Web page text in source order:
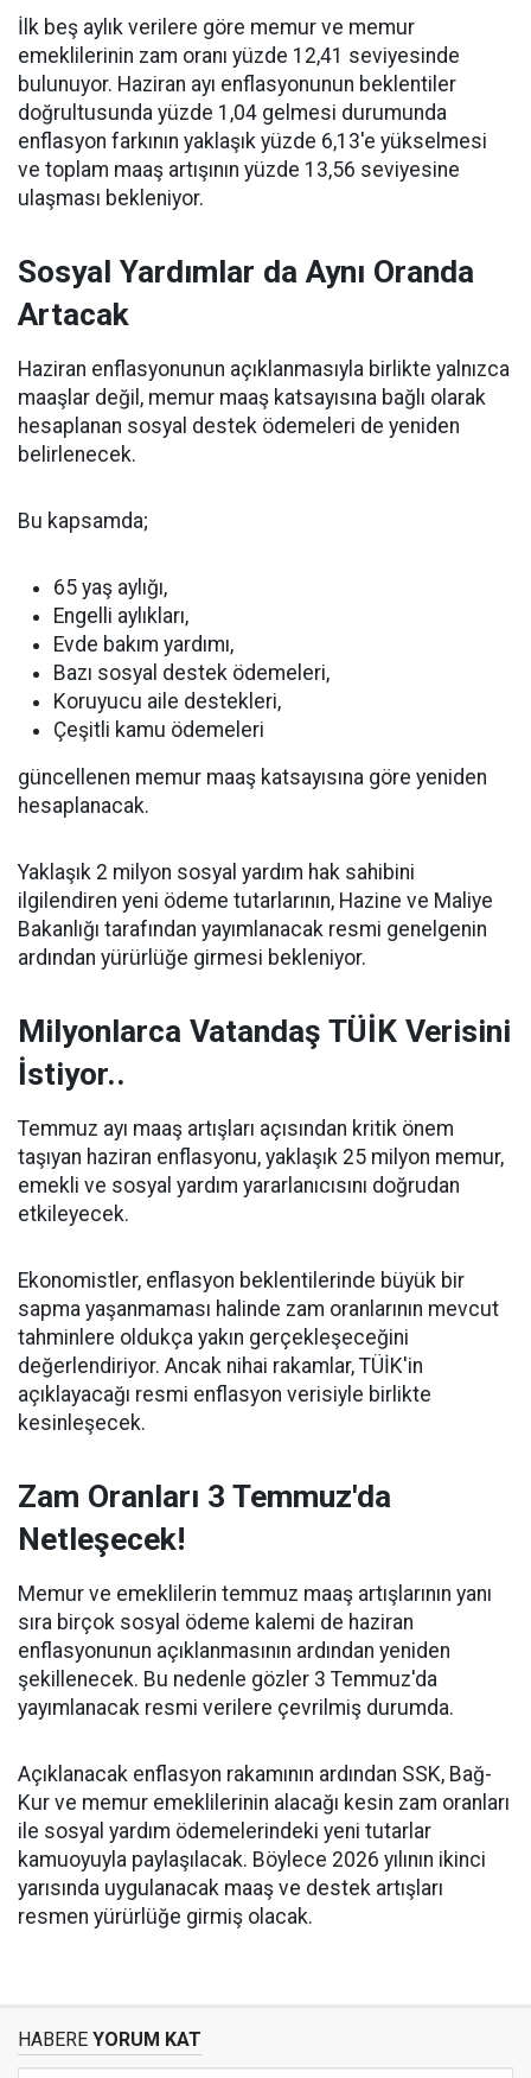
İlk beş aylık verilere göre memur ve memur
emeklilerinin zam oranı yüzde 12,41 seviyesinde
bulunuyor. Haziran ayı enflasyonunun beklentiler
doğrultusunda yüzde 1,04 gelmesi durumunda
enflasyon farkının yaklaşık yüzde 6,13'e yükselmesi
ve toplam maaş artışının yüzde 13,56 seviyesine
ulaşması bekleniyor.
Sosyal Yardımlar da Aynı Oranda
Artacak
Haziran enflasyonunun açıklanmasıyla birlikte yalnızca
maaşlar değil, memur maaş katsayısına bağlı olarak
hesaplanan sosyal destek ödemeleri de yeniden
belirlenecek.
Bu kapsamda;
65 yaş aylığı,
Engelli aylıkları,
Evde bakım yardımı,
Bazı sosyal destek ödemeleri,
Koruyucu aile destekleri,
Çeşitli kamu ödemeleri
güncellenen memur maaş katsayısına göre yeniden
hesaplanacak.
Yaklaşık 2 milyon sosyal yardım hak sahibini
ilgilendiren yeni ödeme tutarlarının, Hazine ve Maliye
Bakanlığı tarafından yayımlanacak resmi genelgenin
ardından yürürlüğe girmesi bekleniyor.
Milyonlarca Vatandaş TÜİK Verisini
İstiyor..
Temmuz ayı maaş artışları açısından kritik önem
taşıyan haziran enflasyonu, yaklaşık 25 milyon memur,
emekli ve sosyal yardım yararlanıcısını doğrudan
etkileyecek.
Ekonomistler, enflasyon beklentilerinde büyük bir
sapma yaşanmaması halinde zam oranlarının mevcut
tahminlere oldukça yakın gerçekleşeceğini
değerlendiriyor. Ancak nihai rakamlar, TÜİK'in
açıklayacağı resmi enflasyon verisiyle birlikte
kesinleşecek.
Zam Oranları 3 Temmuz'da
Netleşecek!
Memur ve emeklilerin temmuz maaş artışlarının yanı
sıra birçok sosyal ödeme kalemi de haziran
enflasyonunun açıklanmasının ardından yeniden
şekillenecek. Bu nedenle gözler 3 Temmuz'da
yayımlanacak resmi verilere çevrilmiş durumda.
Açıklanacak enflasyon rakamının ardından SSK, Bağ-
Kur ve memur emeklilerinin alacağı kesin zam oranları
ile sosyal yardım ödemelerindeki yeni tutarlar
kamuoyuyla paylaşılacak. Böylece 2026 yılının ikinci
yarısında uygulanacak maaş ve destek artışları
resmen yürürlüğe girmiş olacak.
HABERE YORUM KAT